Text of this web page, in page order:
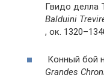
Гвидо делла
Balduini
, ок.
Конный бой
Grandes